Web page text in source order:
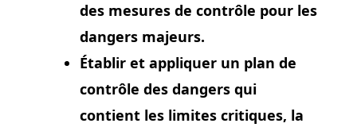
des mesures de contrôle pour les
dangers majeurs.
Établir et appliquer un plan de
contrôle des dangers qui
contient les limites critiques, la